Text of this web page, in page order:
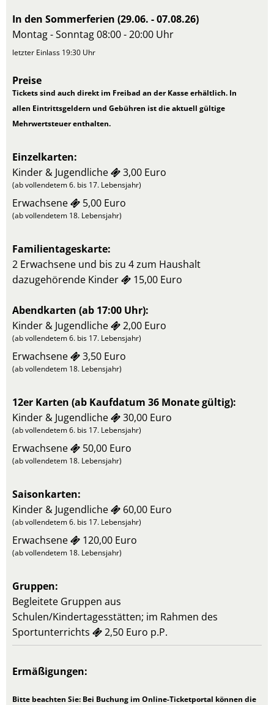
In den Sommerferien (29.06. - 07.08.26)
Montag - Sonntag 08:00 - 20:00 Uhr
letzter Einlass 19:30 Uhr
Preise
Tickets sind auch direkt im Freibad an der Kasse erhältlich. In
allen Eintrittsgeldern und Gebühren ist die aktuell gültige
Mehrwertsteuer enthalten.
Einzelkarten:
Kinder & Jugendliche
3,00 Euro
(ab vollendetem 6. bis 17. Lebensjahr)
Erwachsene 5,00 Euro
(ab vollendetem 18. Lebensjahr)
Familientageskarte:
2 Erwachsene und bis zu 4 zum Haushalt
dazugehörende Kinder
15,00 Euro
Abendkarten (ab 17:00 Uhr):
Kinder & Jugendliche
2,00 Euro
(ab vollendetem 6. bis 17. Lebensjahr)
Erwachsene 3,50 Euro
(ab vollendetem 18. Lebensjahr)
12er Karten (ab Kaufdatum 36 Monate gültig):
Kinder & Jugendliche
30,00 Euro
(ab vollendetem 6. bis 17. Lebensjahr)
Erwachsene 50,00 Euro
(ab vollendetem 18. Lebensjahr)
Saisonkarten:
Kinder & Jugendliche
60,00 Euro
(ab vollendetem 6. bis 17. Lebensjahr)
Erwachsene 120,00 Euro
(ab vollendetem 18. Lebensjahr)
Gruppen:
Begleitete Gruppen aus
Schulen/Kindertagesstätten; im Rahmen des
Sportunterrichts
2,50 Euro p.P.
Ermäßigungen:
Bitte beachten Sie: Bei Buchung im Online-Ticketportal können die